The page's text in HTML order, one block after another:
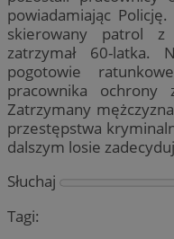
powiadamiając
skierowany patrol z
zatrzymał 60-latka.
pogotowie
pracownika ochrony
Zatrzymany
przestępstwa
dalszym losie
Słuchaj
Tagi: